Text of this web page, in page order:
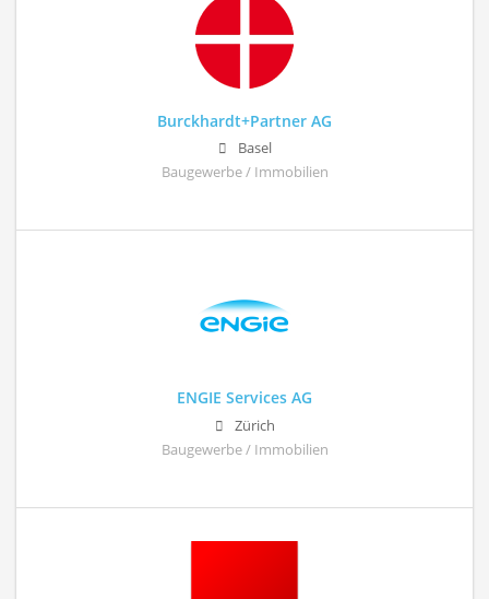
Burckhardt+Partner AG
Basel
Baugewerbe / Immobilien
ENGIE Services AG
Zürich
Baugewerbe / Immobilien